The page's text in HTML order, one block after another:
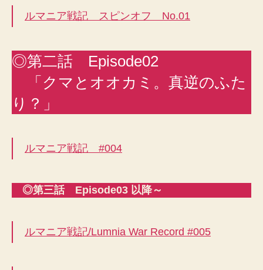
ルマニア戦記 スピンオフ No.01
◎第二話 Episode02
「クマとオオカミ。真逆のふた
り？」
ルマニア戦記 #004
◎第三話 Episode03 以降～
ルマニア戦記/Lumnia War Record #005